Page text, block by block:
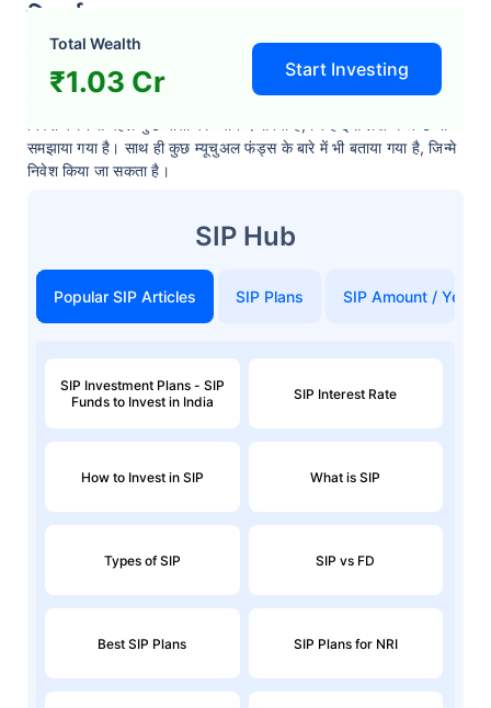
Total Wealth
₹1.03 Cr Start Investing
निष्कर्ष
पिछले कुछ सालों में देखा गया है, कि अनिवासी भारतीय निवेश के लिए भारत का
अधिक रुख कर रहे है। इसके कई कारण है, जैसे उच्च रिटर्न की संभावना, भारत
की बढ़ती अर्थव्यवस्था, टैक्स लाभ और आसान मैनेजमेंट आदि। NRI SIP में
समझाया गया है। साथ ही कुछ म्यूचुअल फंड्स के बारे में भी बताया गया है, जिन्मे
निवेश किया जा सकता है।
SIP Hub
Popular SIP Articles SIP Plans SIP Amount / Years
SIP Investment Plans - SIP
Funds to Invest in India
SIP Interest Rate
How to Invest in SIP What is SIP
Types of SIP SIP vs FD
Best SIP Plans SIP Plans for NRI